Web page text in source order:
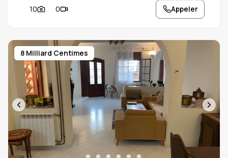
commodités et ensoleillée. Bâtie en 2002, la villa
dispose de nombreux atouts : emplacement central,
places. De grandes salles de réception avec
terrasses.
10 0 Appeler
8 Milliard Centimes